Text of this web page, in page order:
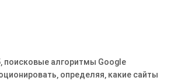
поисковые алгоритмы Google
определяя‚ какие сайты